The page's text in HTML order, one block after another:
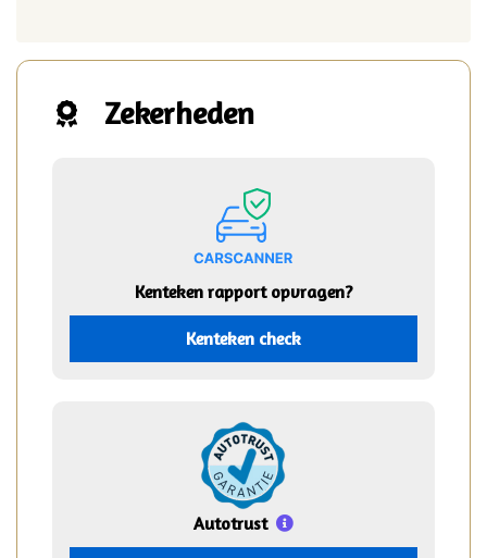
Zekerheden
Kenteken rapport opvragen?
Kenteken check
Autotrust